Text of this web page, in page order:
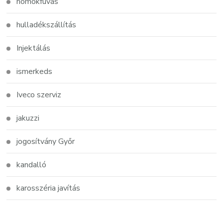
hulladékszállítás
Injektálás
ismerkeds
Iveco szerviz
jakuzzi
jogosítvány Győr
kandalló
karosszéria javítás